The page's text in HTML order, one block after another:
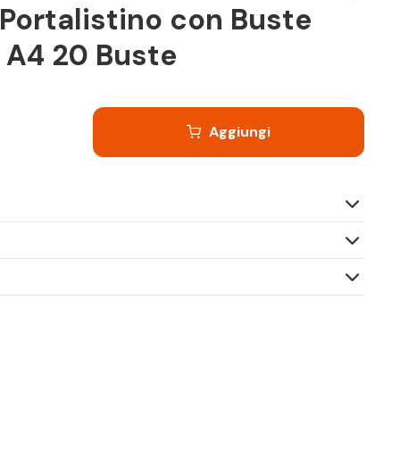
con Buste
20 Buste
Aggiungi